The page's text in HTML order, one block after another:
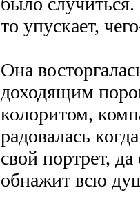
то упускает,
Она
доходящим
колоритом,
радовалась
свой портрет,
обнажит всю